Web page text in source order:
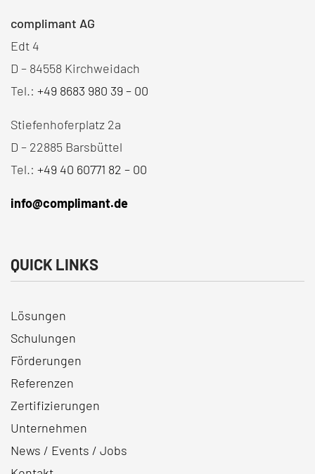
complimant AG
Edt 4
D – 84558 Kirchweidach
Tel.: +49 8683 980 39 – 00
Stiefenhoferplatz 2a
D – 22885 Barsbüttel
Tel.: +49 40 60771 82 – 00
info@complimant.de
QUICK LINKS
Lösungen
Schulungen
Förderungen
Referenzen
Zertifizierungen
Unternehmen
News / Events / Jobs